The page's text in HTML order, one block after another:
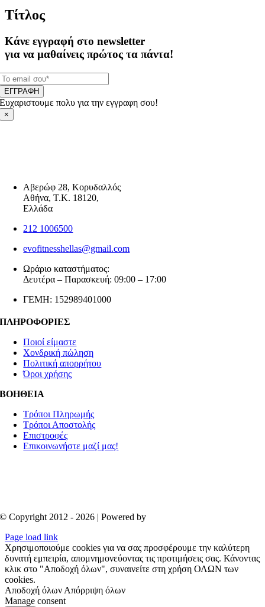
Τίτλος
Κάνε εγγραφή στο newsletter
για να μαθαίνεις πρώτος τα πάντα!
ΕΓΓΡΑΦΗ
Ευχαριστουμε πολυ για την εγγραφη σου!
×
Αβερώφ 28, Κορυδαλλός
Αθήνα, Τ.Κ. 18120,
Ελλάδα
212 1006500
evofitnesshellas@gmail.com
Ωράριο καταστήματος:
Δευτέρα – Παρασκευή: 09:00 – 17:00
ΓΕΜΗ: 152989401000
ΠΛΗΡΟΦΟΡΙΕΣ
Ποιοί είμαστε
Χονδρική πώληση
Πολιτική απορρήτου
Όροι χρήσης
ΒΟΗΘΕΙΑ
Τρόποι Πληρωμής
Τρόποι Αποστολής
Επιστροφές
Επικοινωνήστε μαζί μας!
© Copyright 2012 - 2026 | Powered by
Page load link
Χρησιμοποιούμε cookies για να σας προσφέρουμε την καλύτερη
δυνατή εμπειρία, απομνημονεύοντας τις προτιμήσεις σας. Κάνοντας
κλικ στο "Αποδοχή όλων", συναινείτε στη χρήση ΟΛΩΝ των
cookies.
Αποδοχή όλων Απόρριψη όλων
Manage consent